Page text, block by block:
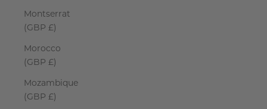
Montserrat
(GBP £)
Morocco
(GBP £)
Mozambique
(GBP £)